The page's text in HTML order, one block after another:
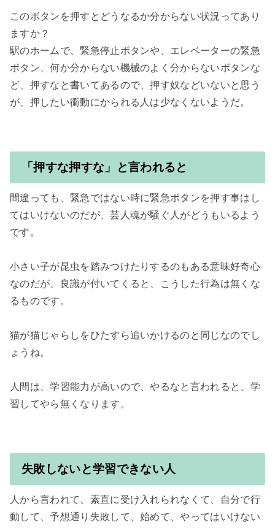
このボタンを押すとどうなるか分からない状況ってあり
ますか？
駅のホームで、緊急停止ボタンや、エレベーターの緊急
ボタン、何か分からない機械のよく分からないボタンな
ど、押すなと書いてあるので、押す奴などいないと思う
「押すな押すな」と言われると
間違っても、緊急ではない時に緊急ボタンを押す事はし
てはいけないのだが、芸人魂が騒ぐ人がどうもいるよう
です。
小さい子が昆虫を踏みつけたりするのもある意味好奇心
なのだが、良識が付いてくると、こうした行為は無くな
るものです。
猫が猫じゃらしをひたすら追いかけるのと同じなのでし
ょうね。
人間は、学習能力が高いので、やるなと言われると、学
習してやら無くなります。
失敗しないと学習できない人
人から言われて、素直に受け入れられなくて、自分で行
動して、予想通り失敗して、始めて、やってはいけない